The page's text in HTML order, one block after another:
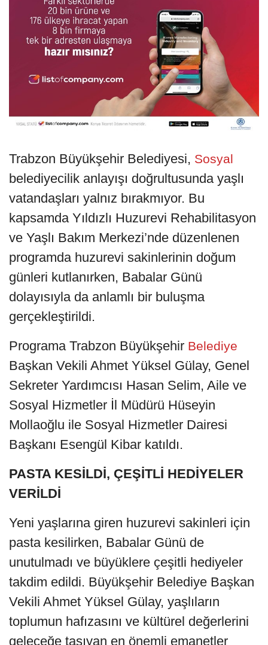
Trabzon Büyükşehir Belediyesi, Sosyal
belediyecilik anlayışı doğrultusunda yaşlı
vatandaşları yalnız bırakmıyor. Bu
kapsamda Yıldızlı Huzurevi Rehabilitasyon
ve Yaşlı Bakım Merkezi’nde düzenlenen
programda huzurevi sakinlerinin doğum
günleri kutlanırken, Babalar Günü
dolayısıyla da anlamlı bir buluşma
gerçekleştirildi.
Programa Trabzon Büyükşehir Belediye
Başkan Vekili Ahmet Yüksel Gülay, Genel
Sekreter Yardımcısı Hasan Selim, Aile ve
Sosyal Hizmetler İl Müdürü Hüseyin
Mollaoğlu ile Sosyal Hizmetler Dairesi
Başkanı Esengül Kibar katıldı.
PASTA KESİLDİ, ÇEŞİTLİ HEDİYELER
VERİLDİ
Yeni yaşlarına giren huzurevi sakinleri için
pasta kesilirken, Babalar Günü de
unutulmadı ve büyüklere çeşitli hediyeler
takdim edildi. Büyükşehir Belediye Başkan
Vekili Ahmet Yüksel Gülay, yaşlıların
toplumun hafızasını ve kültürel değerlerini
geleceğe taşıyan en önemli emanetler